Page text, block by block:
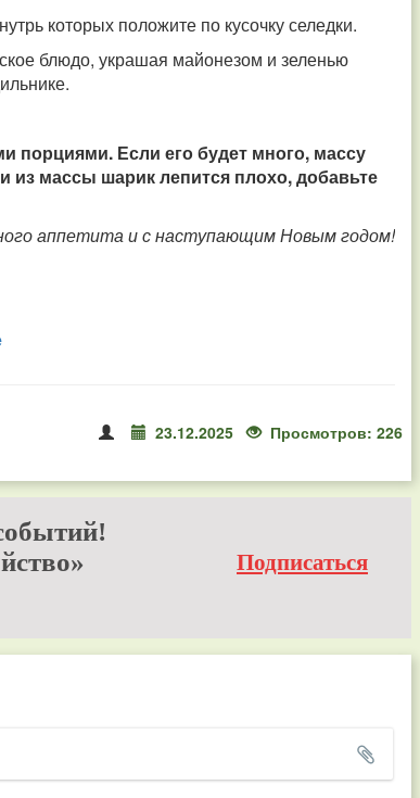
которых положите по кусочку селедки.
блюдо, украшая майонезом и зеленью
порциями. Если его будет много, массу
из массы шарик лепится плохо, добавьте
аппетита и с наступающим Новым годом!
23.12.2025 Просмотров: 226
Подписаться